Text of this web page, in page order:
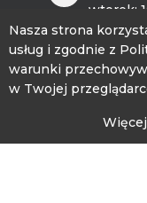
wtorek:
środa:
piątek:
INFORMACJE
Nasza strona
usług i zgodnie z
warunki
w Twojej